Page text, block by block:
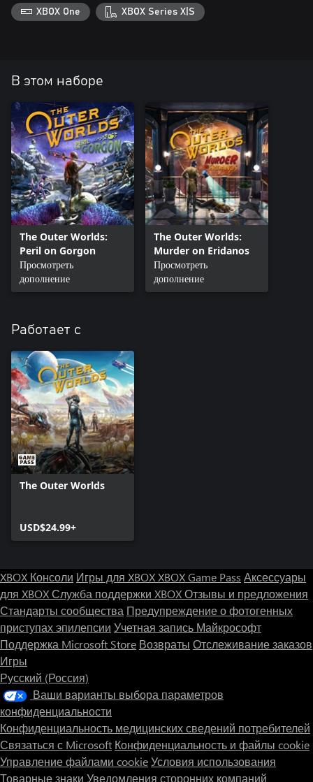
XBOX One XBOX Series X|S
В этом наборе
The Outer Worlds:
Peril on Gorgon
Просмотреть
дополнение
The Outer Worlds:
Murder on Eridanos
Просмотреть
дополнение
Работает с
The Outer Worlds
USD$24.99+
XBOX Консоли Игры для XBOXXBOX Game Pass Аксессуары
для XBOXСлужба поддержки XBOXОтзывы и предложения
Стандарты сообщества Предупреждение о фотогенных
приступах эпилепсии Учетная запись Майкрософт
Поддержка Microsoft Store Возвраты Отслеживание заказов
Игры
Русский (Россия)
Ваши варианты выбора параметров
конфиденциальности
Конфиденциальность медицинских сведений потребителей
Связаться с Microsoft Конфиденциальность и файлы cookie
Управление файлами cookieУсловия использования
Товарные знаки Уведомления сторонних компаний